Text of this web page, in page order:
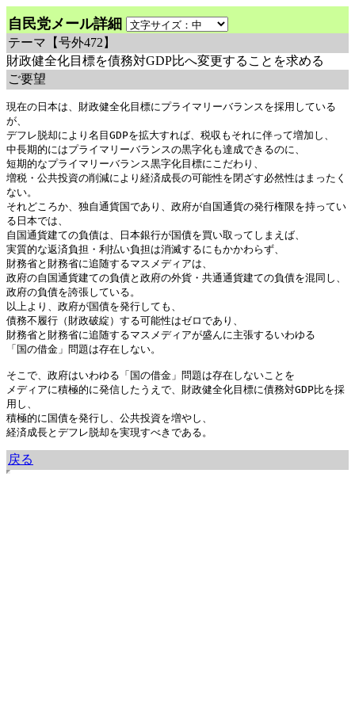
自民党メール詳細
テーマ 【号外472】
財政健全化目標を債務対GDP比へ変更することを求める
ご要望
現在の日本は、財政健全化目標にプライマリーバランスを採用している
が、
デフレ脱却により名目GDPを拡大すれば、税収もそれに伴って増加し、
中長期的にはプライマリーバランスの黒字化も達成できるのに、
短期的なプライマリーバランス黒字化目標にこだわり、
増税・公共投資の削減により経済成長の可能性を閉ざす必然性はまったく
ない。
それどころか、独自通貨国であり、政府が自国通貨の発行権限を持ってい
る日本では、
自国通貨建ての負債は、日本銀行が国債を買い取ってしまえば、
実質的な返済負担・利払い負担は消滅するにもかかわらず、
財務省と財務省に追随するマスメディアは、
政府の自国通貨建ての負債と政府の外貨・共通通貨建ての負債を混同し、
政府の負債を誇張している。
以上より、政府が国債を発行しても、
債務不履行（財政破綻）する可能性はゼロであり、
財務省と財務省に追随するマスメディアが盛んに主張するいわゆる
「国の借金」問題は存在しない。
そこで、政府はいわゆる「国の借金」問題は存在しないことを
メディアに積極的に発信したうえで、財政健全化目標に債務対GDP比を採
用し、
積極的に国債を発行し、公共投資を増やし、
経済成長とデフレ脱却を実現すべきである。
戻る